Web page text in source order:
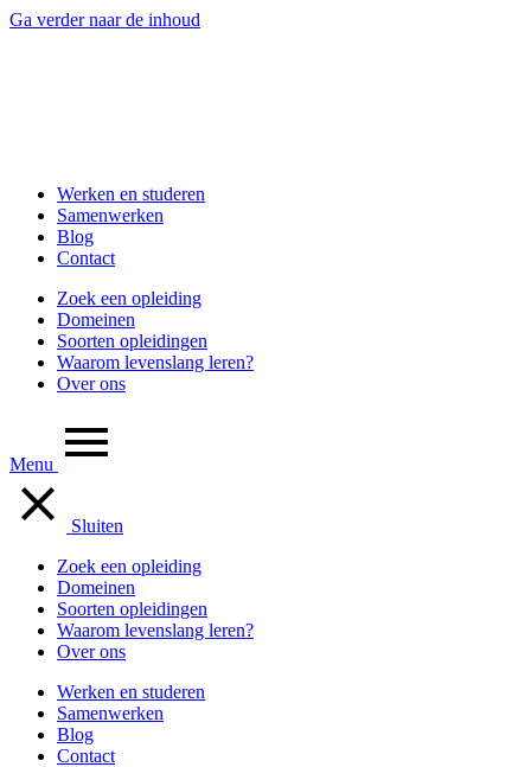
Ga verder naar de inhoud
Werken en studeren
Samenwerken
Blog
Contact
Zoek een opleiding
Domeinen
Soorten opleidingen
Waarom levenslang leren?
Over ons
Menu
Sluiten
Zoek een opleiding
Domeinen
Soorten opleidingen
Waarom levenslang leren?
Over ons
Werken en studeren
Samenwerken
Blog
Contact